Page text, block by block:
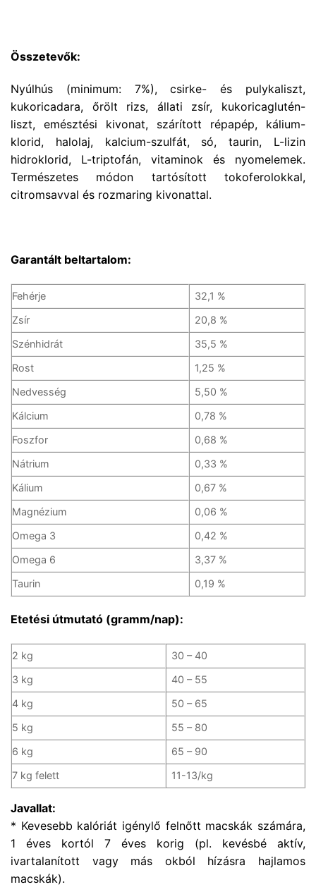
Összetevők:
Nyúlhús (minimum: 7%), csirke- és pulykaliszt,
kukoricadara, őrölt rizs, állati zsír, kukoricaglutén-
liszt, emésztési kivonat, szárított répapép, kálium-
klorid, halolaj, kalcium-szulfát, só, taurin, L-lizin
hidroklorid, L-triptofán, vitaminok és nyomelemek.
Természetes módon tartósított tokoferolokkal,
citromsavval és rozmaring kivonattal.
Garantált beltartalom:
Fehérje
32,1 %
Zsír
20,8 %
Szénhidrát
35,5 %
Rost
1,25 %
Nedvesség
5,50 %
Kálcium
0,78 %
Foszfor
0,68 %
Nátrium
0,33 %
Kálium
0,67 %
Magnézium
0,06 %
Omega 3
0,42 %
Omega 6
3,37 %
Taurin
0,19 %
Etetési útmutató (gramm/nap):
2 kg
30 – 40
3 kg
40 – 55
4 kg
50 – 65
5 kg
55 – 80
6 kg
65 – 90
7 kg felett
11-13/kg
Javallat:
* Kevesebb kalóriát igénylő felnőtt macskák számára,
1 éves kortól 7 éves korig (pl. kevésbé aktív,
ivartalanított vagy más okból hízásra hajlamos
macskák).